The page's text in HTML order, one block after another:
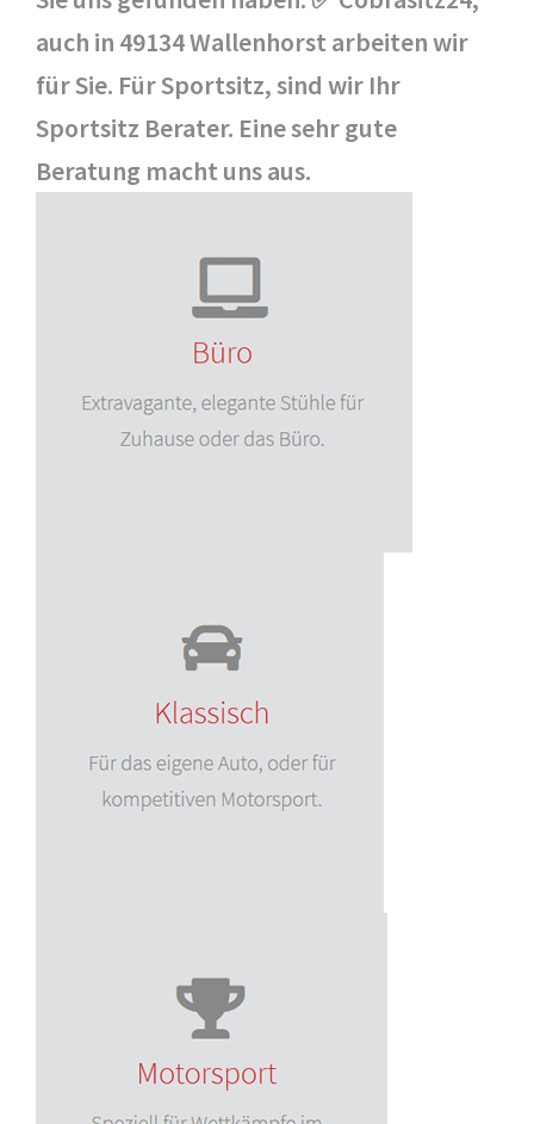
auch in 49134 Wallenhorst arbeiten wir
für Sie. Für Sportsitz, sind wir Ihr
Sportsitz Berater. Eine sehr gute
Beratung macht uns aus.